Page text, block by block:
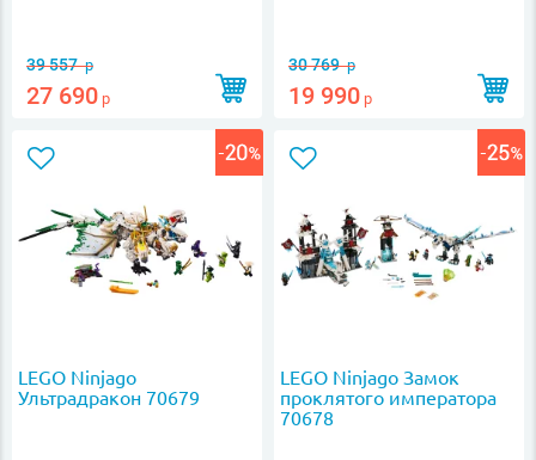
39 557р
27 690 р
30 769р
19 990 р
LEGO Ninjago
Ультрадракон 70679
LEGO Ninjago Замок
проклятого императора
70678